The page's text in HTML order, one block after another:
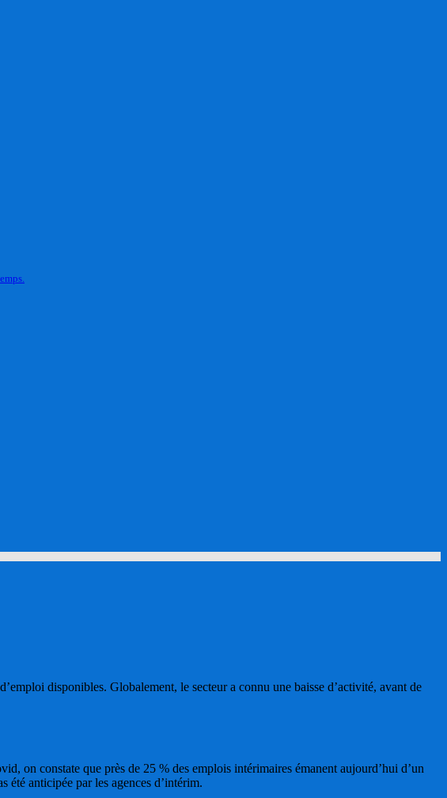
disponibles. Globalement, le secteur a connu une baisse d’activité, avant de
on constate que près de 25 % des emplois intérimaires émanent aujourd’hui d’un
été anticipée par les agences d’intérim.